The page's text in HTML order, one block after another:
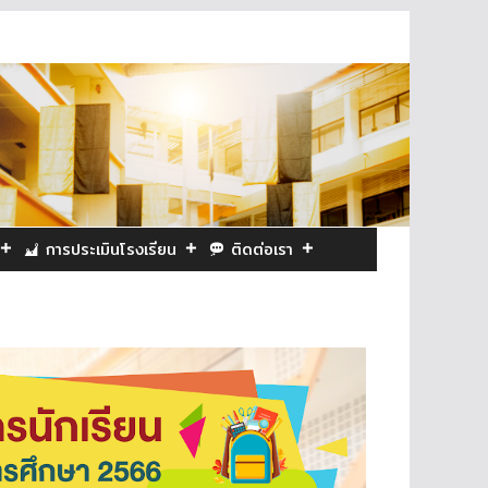
การประเมินโรงเรียน ติดต่อเรา